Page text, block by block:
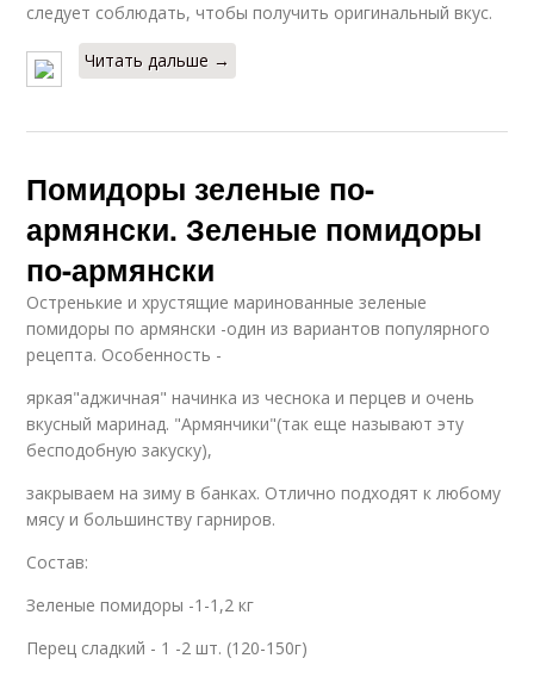
следует соблюдать, чтобы получить оригинальный вкус.
Читать дальше →
Помидоры зеленые по-
армянски. Зеленые помидоры
по-армянски
Остренькие и хрустящие маринованные зеленые
помидоры по армянски -один из вариантов популярного
рецепта. Особенность -
яркая"аджичная" начинка из чеснока и перцев и очень
вкусный маринад. "Армянчики"(так еще называют эту
бесподобную закуску),
закрываем на зиму в банках. Отлично подходят к любому
мясу и большинству гарниров.
Состав:
Зеленые помидоры -1-1,2 кг
Перец сладкий - 1 -2 шт. (120-150г)